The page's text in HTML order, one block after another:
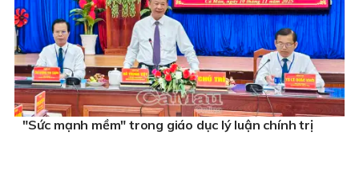
"Sức mạnh mềm" trong giáo dục lý luận chính trị